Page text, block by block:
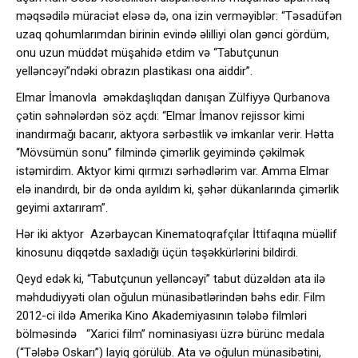
məqsədilə müraciət eləsə də, ona izin verməyiblər: “Təsadüfən
uzaq qohumlarımdan birinin evində əlilliyi olan gənci gördüm,
onu uzun müddət müşahidə etdim və “Tabutçunun
yelləncəyi”ndəki obrazın plastikası ona aiddir”.
Elmar İmanovla əməkdaşlıqdan danışan Zülfiyyə Qurbanova
çətin səhnələrdən söz açdı: “Elmar İmanov rejissor kimi
inandırmağı bacarır, aktyora sərbəstlik və imkanlar verir. Hətta
“Mövsümün sonu” filmində çimərlik geyimində çəkilmək
istəmirdim. Aktyor kimi qırmızı sərhədlərim var. Amma Elmar
elə inandırdı, bir də onda ayıldım ki, şəhər dükanlarında çimərlik
geyimi axtarıram”.
Hər iki aktyor Azərbaycan Kinematoqrafçılar İttifaqına müəllif
kinosunu diqqətdə saxladığı üçün təşəkkürlərini bildirdi.
Qeyd edək ki, “Tabutçunun yelləncəyi” tabut düzəldən ata ilə
məhdudiyyəti olan oğulun münasibətlərindən bəhs edir. Film
2012-ci ildə Amerika Kino Akademiyasının tələbə filmləri
bölməsində “Xarici film” nominasiyası üzrə bürünc medala
(“Tələbə Oskarı”) layiq görülüb. Ata və oğulun münasibətini,